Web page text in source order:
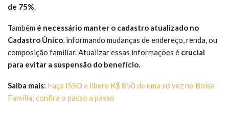
de 75%.
Também é necessário manter o cadastro atualizado no
Cadastro Único, informando mudanças de endereço, renda, ou
composição familiar. Atualizar essas informações é crucial
para evitar a suspensão do benefício.
Saiba mais: Faça ISSO e libere R$ 850 de uma só vez no Bolsa
Família; confira o passo a passo